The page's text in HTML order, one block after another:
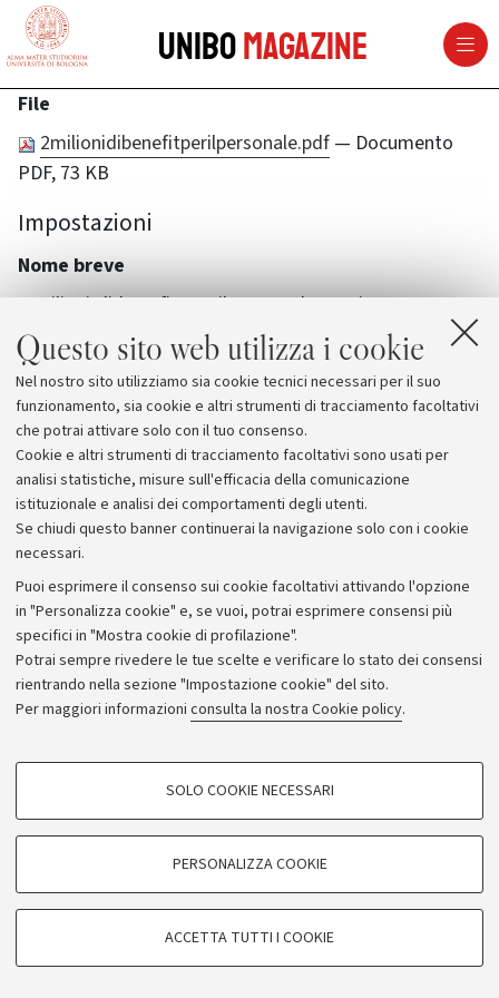
Questo sito web utilizza i cookie
Nel nostro sito utilizziamo sia cookie tecnici necessari per il suo
funzionamento, sia cookie e altri strumenti di tracciamento facoltativi
che potrai attivare solo con il tuo consenso.
Cookie e altri strumenti di tracciamento facoltativi sono usati per
analisi statistiche, misure sull'efficacia della comunicazione
istituzionale e analisi dei comportamenti degli utenti.
Se chiudi questo banner continuerai la navigazione solo con i cookie
necessari.
Puoi esprimere il consenso sui cookie facoltativi attivando l'opzione
in "Personalizza cookie" e, se vuoi, potrai esprimere consensi più
specifici in "Mostra cookie di profilazione".
Potrai sempre rivedere le tue scelte e verificare lo stato dei consensi
rientrando nella sezione "Impostazione cookie" del sito.
Per maggiori informazioni consulta la nostra Cookie policy.
COOKIE DI PROFILAZIONE - FACOLTATIVI
COOKIE TECNICI - NECESSARI
Si tratta di cookie tecnici utilizzati, a titolo esemplificativo, per il corretto
SOLO COOKIE NECESSARI
PERSONALIZZA COOKIE
ACCETTA TUTTI I COOKIE
vai al contenuto della pagina
UniboMagazine
File
2milionidibenefitperilpersonale.pdf — Documento
PDF, 73 KB
Impostazioni
Nome breve
2-milioni-di-benefit-per-il-personale-tecnico
Archivio
Comunicati stampa
Redazione
Rassegna stampa
© Copyright 2026 - ALMA MATER STUDIORUM - Università di
Bologna - Via Zamboni, 33 - 40126 Bologna - PI: 01131710376 -
CF: 80007010376
Privacy
Note legali Impostazioni Cookie